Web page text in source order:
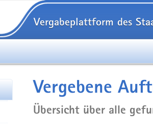
Vergabeplattform des
Vergebene
Übersicht über alle